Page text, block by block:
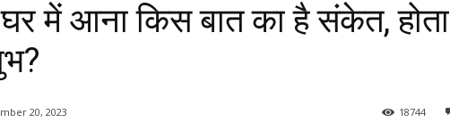
में आना किस बात का है संकेत, होता
20, 2023 18744